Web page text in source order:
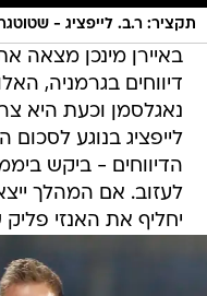
תקציר: ר.ב. לייפציג - שטוטגרט
באיירן מינכן מצאה
דיווחים בגרמניה,
נאגלסמן וכעת היא
לייפציג בנוגע לסכום
הדיווחים - ביקש
יחליף את האנזי